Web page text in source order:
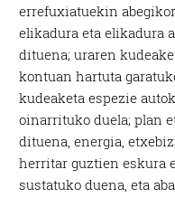
errefuxiatuekin
elikadura eta elikadura
dituena; uraren
kontuan hartuta
kudeaketa espezie
oinarrituko duela; plan
dituena, energia,
herritar guztien eskura
sustatuko duena, eta